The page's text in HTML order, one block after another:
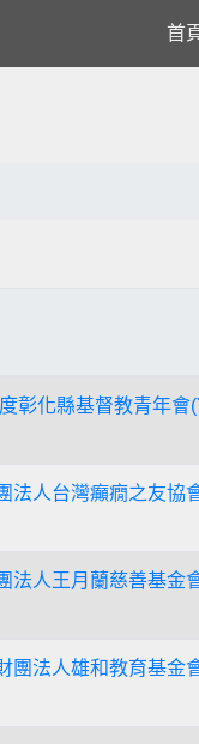
首
彰化縣基督教青年
法人台灣癲癇之友協
法人王月蘭慈善基金
團法人雄和教育基金